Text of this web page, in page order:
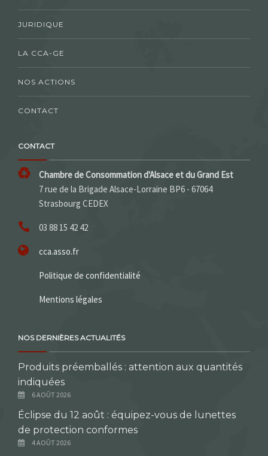
JURIDIQUE
LA CCA-GE
NOS ACTIONS
CONTACT
CONTACT
Chambre de Consommation d'Alsace et du Grand Est
7 rue de la Brigade Alsace-Lorraine BP6 - 67064
Strasbourg CEDEX
03 88 15 42 42
cca.asso.fr
Politique de confidentialité
Mentions légales
NOS DERNIÈRES ACTUALITÉS
Produits préemballés : attention aux quantités
indiquées
6 AOÛT 2026
Éclipse du 12 août : équipez-vous de lunettes
de protection conformes
4 AOÛT 2026